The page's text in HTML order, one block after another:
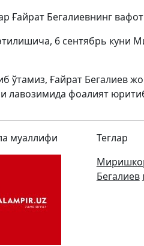
Ғайрат Бегалиевнинг
6 сентябрь куни
ўтамиз, Ғайрат Бегалиев
лавозимида фоалият
муаллифи
Теглар
Бегалиев